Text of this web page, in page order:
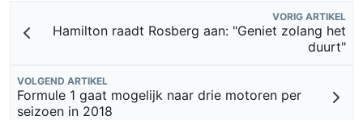
VORIG ARTIKEL
Hamilton raadt Rosberg aan: "Geniet zolang het
duurt"
VOLGEND ARTIKEL
Formule 1 gaat mogelijk naar drie motoren per
seizoen in 2018